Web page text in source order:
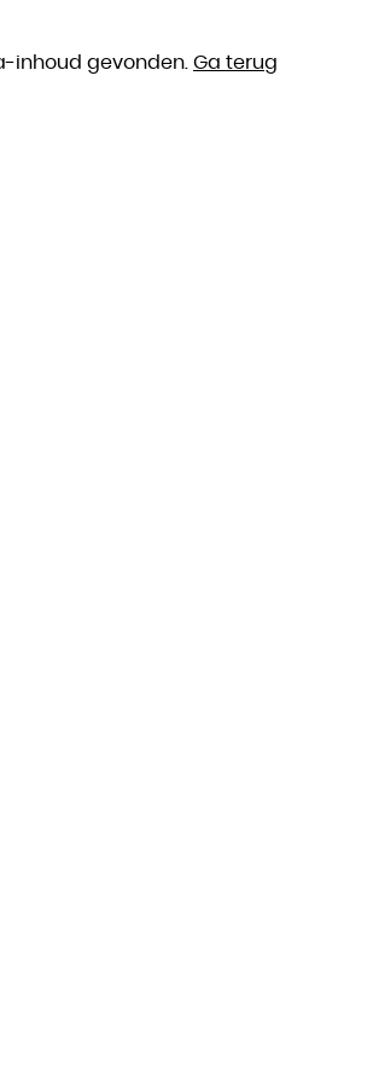
inhoud gevonden. Ga terug